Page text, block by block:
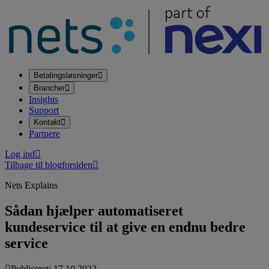
Betalingsløsninger
Brancher
Insights
Support
Kontakt
Partnere
Log ind
Tilbage til blogforsiden
Nets Explains
Sådan hjælper automatiseret
kundeservice til at give en endnu bedre
service